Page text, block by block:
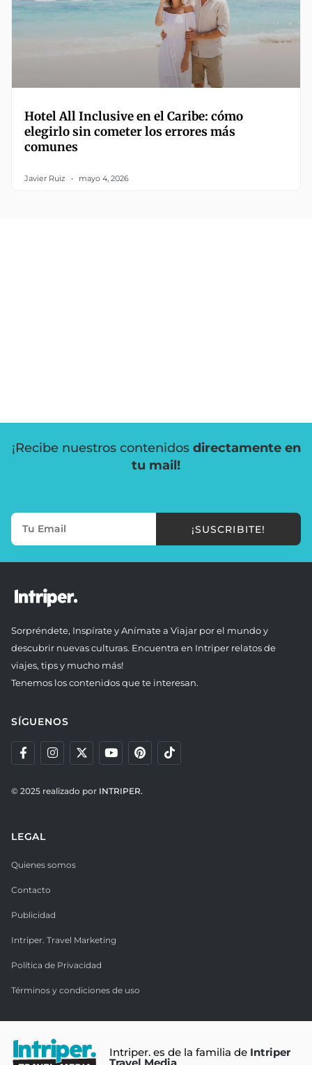
Hotel All Inclusive en el Caribe: cómo
elegirlo sin cometer los errores más
comunes
Javier Ruiz mayo 4, 2026
¡Recibe nuestros contenidos directamente en
tu mail!
¡SUSCRIBITE!
Sorpréndete, Inspírate y Anímate a Viajar por el mundo y
descubrir nuevas culturas. Encuentra en Intriper relatos de
viajes, tips y mucho más!
Tenemos los contenidos que te interesan.
SÍGUENOS
© 2025 realizado por INTRIPER.
LEGAL
Quienes somos
Contacto
Publicidad
Intriper. Travel Marketing
Política de Privacidad
Términos y condiciones de uso
Intriper. es de la familia de Intriper
Travel Media